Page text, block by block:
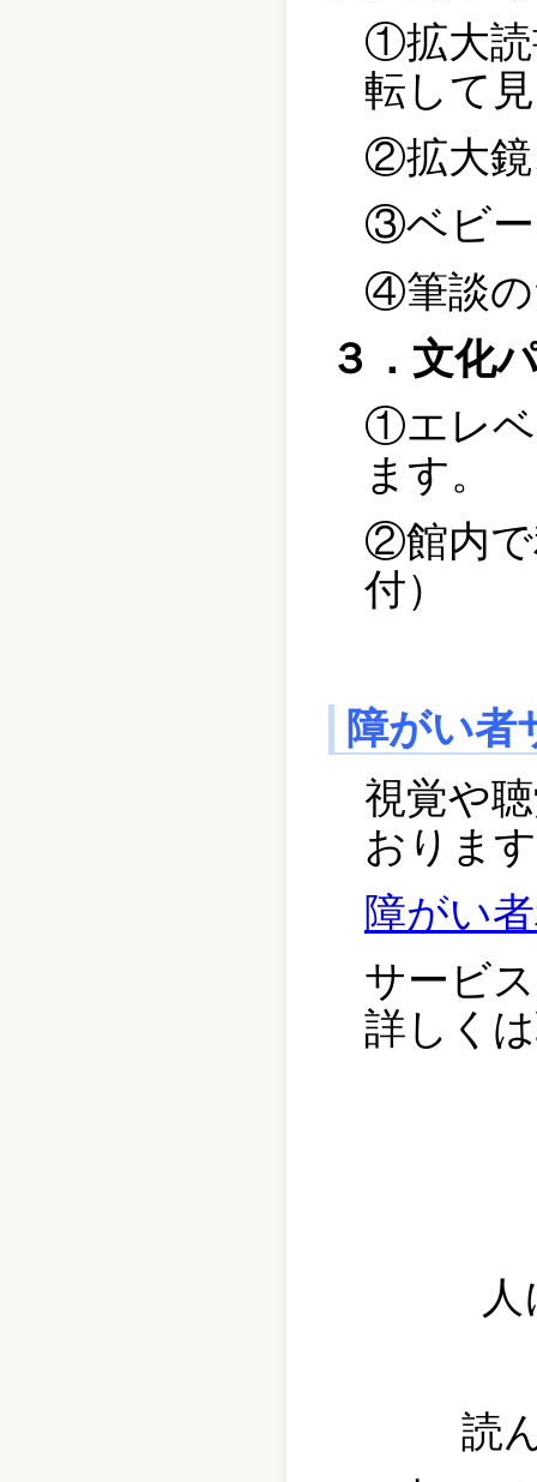
①拡大読
転して
②拡大鏡
③ベビー
④筆談の
３．文化
①エレベ
ます。
②館内で
付）
障がい者
視覚や
おりま
障がい
サービ
詳しく
読